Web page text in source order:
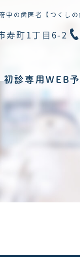
中の歯医者【つくし
寿町1丁目6-2
初診専用WEB予